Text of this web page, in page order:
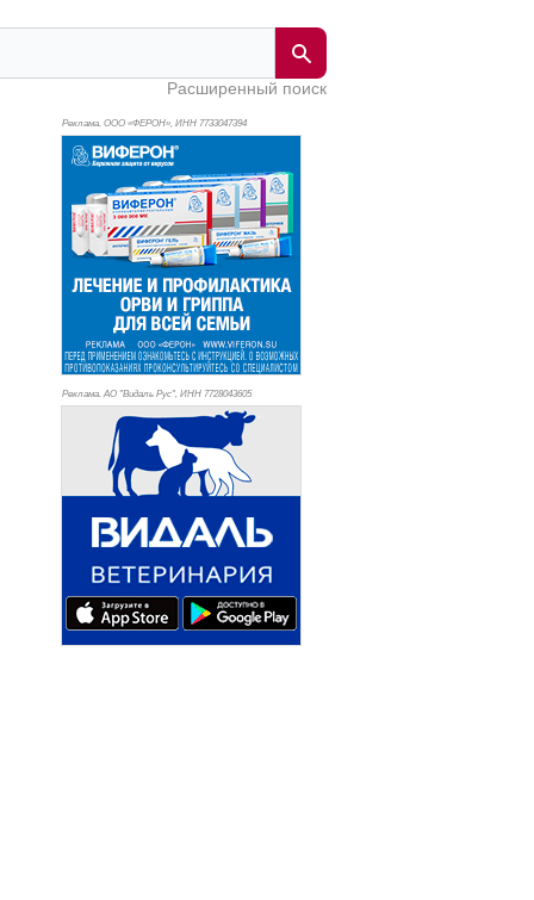
Расширенный поиск
Реклама. ООО «ФЕРОН», ИНН 7733047394
Реклама. АО "Видаль Рус", ИНН 7728043605